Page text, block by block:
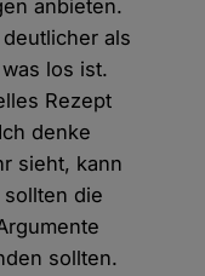
anbieten.
als
los ist.
Rezept
denke
sieht, kann
die
sollten.